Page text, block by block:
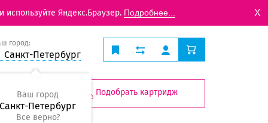
Яндекс.Браузер. Подробнее... X
город:
Санкт-Петербург
Ваш город
Санкт-Петербург
Все верно?
Подобрать картридж